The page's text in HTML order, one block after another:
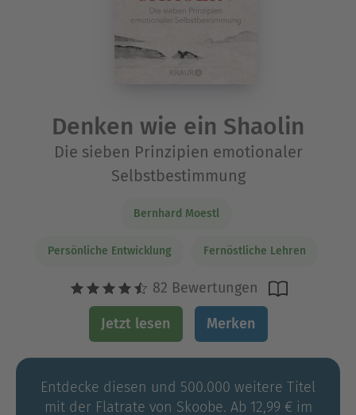
Denken wie ein Shaolin
Die sieben Prinzipien emotionaler
Selbstbestimmung
Bernhard Moestl
Persönliche Entwicklung Fernöstliche Lehren
82 Bewertungen
Jetzt lesen Merken
Entdecke diesen und 500.000 weitere Titel
mit der Flatrate von Skoobe. Ab 12,99 € im